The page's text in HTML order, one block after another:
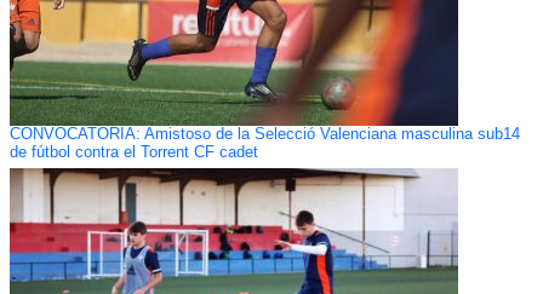
CONVOCATORIA: Amistoso de la Selecció Valenciana masculina sub14
de fútbol contra el Torrent CF cadet